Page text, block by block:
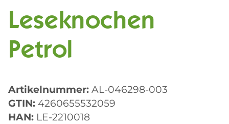
Leseknochen
Petrol
Artikelnummer: AL-046298-003
GTIN: 4260655532059
HAN: LE-2210018